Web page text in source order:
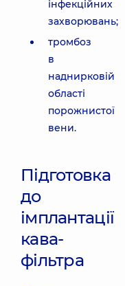
інфекційних
захворювань;
тромбоз
в
наднирковій
області
порожнистої
вени.
Підготовка
до
імплантації
кава-
фільтра